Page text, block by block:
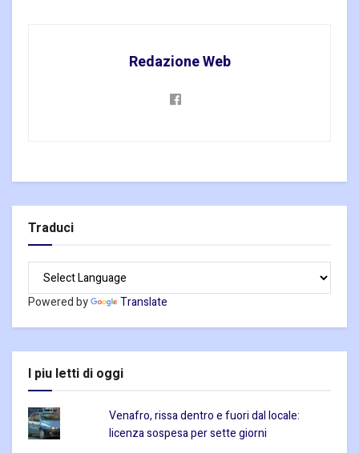
Redazione Web
Traduci
Powered by Translate
I piu letti di oggi
Venafro, rissa dentro e fuori dal locale:
licenza sospesa per sette giorni